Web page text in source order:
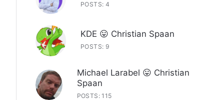
POSTS: 4
KDE 😛 Christian Spaan
POSTS: 9
Michael Larabel 😛 Christian
Spaan
POSTS: 115